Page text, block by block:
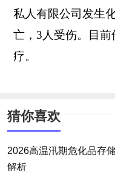
私人有限公司发生
亡，3人受伤。目
疗。
猜你喜欢
2026高温汛期危化品存
解析